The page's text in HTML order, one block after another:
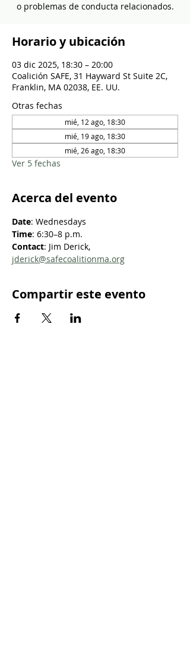
o problemas de conducta relacionados.
Horario y ubicación
03 dic 2025, 18:30 – 20:00
Coalición SAFE, 31 Hayward St Suite 2C,
Franklin, MA 02038, EE. UU.
Otras fechas
mié, 12 ago, 18:30
mié, 19 ago, 18:30
mié, 26 ago, 18:30
Ver 5 fechas
Acerca del evento
Date: Wednesdays
Time: 6:30–8 p.m.
Contact: Jim Derick,
jderick@safecoalitionma.org
Compartir este evento